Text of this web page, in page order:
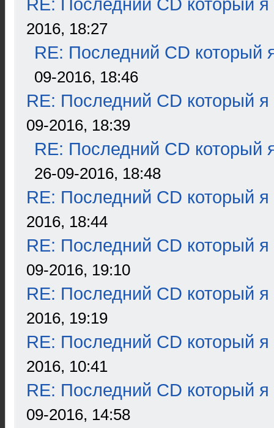
RE: Последний CD который я
2016, 18:27
RE: Последний CD который
09-2016, 18:46
RE: Последний CD который я
09-2016, 18:39
RE: Последний CD который
26-09-2016, 18:48
RE: Последний CD который я
2016, 18:44
RE: Последний CD который я
09-2016, 19:10
RE: Последний CD который я
2016, 19:19
RE: Последний CD который я
2016, 10:41
RE: Последний CD который я
09-2016, 14:58